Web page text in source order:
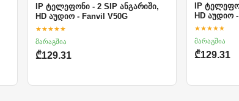
IP ტელეფონი - 2 SIP ანგარიში,
HD აუდიო - Fanvil V50G
★★★★★
მარაგშია
₾129.31
IP
HD აუდიო
★★★★★
მარაგშია
₾129.31